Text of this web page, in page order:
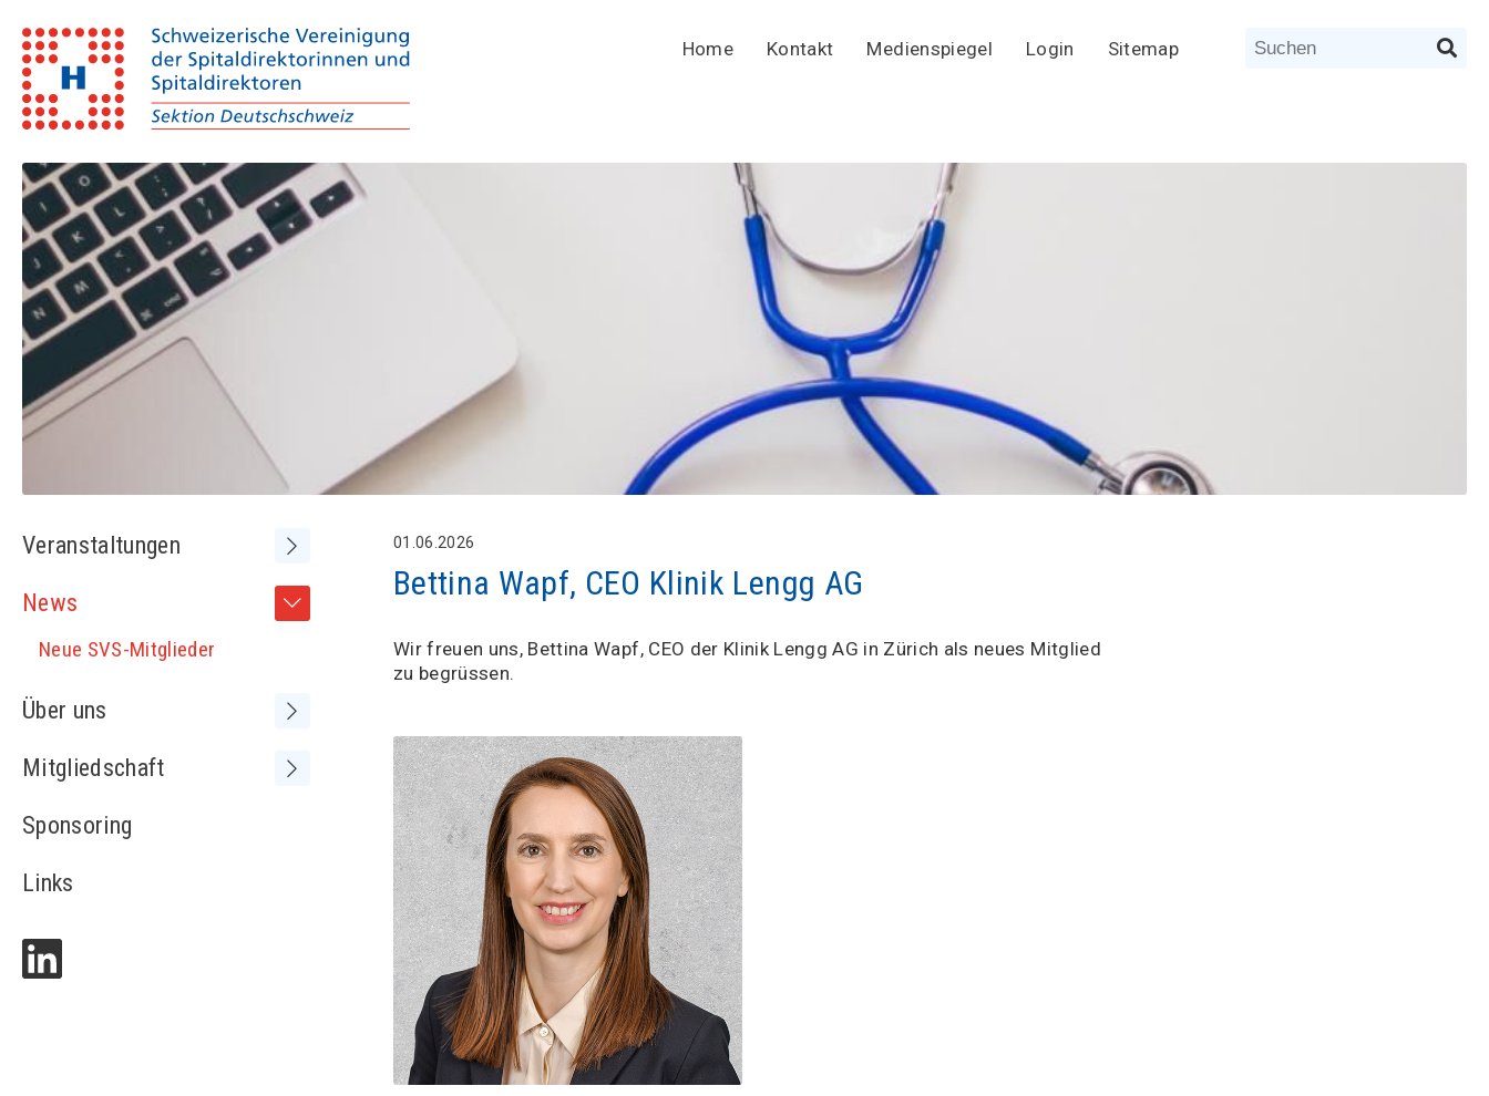
Home Kontakt Medienspiegel Login Sitemap
Veranstaltungen
Frühere Kongresse /
Tagungen
News
Neue SVS-Mitglieder
Über uns
Vorstand
MV+ und SVS-Kongress
Statuten
Kontakt
Mitgliedschaft
Medienspiegel
Sponsoring
Links
01.06.2026
Bettina Wapf, CEO Klinik Lengg AG
Wir freuen uns, Bettina Wapf, CEO der Klinik Lengg AG in Zürich als neues Mitglied
zu begrüssen.